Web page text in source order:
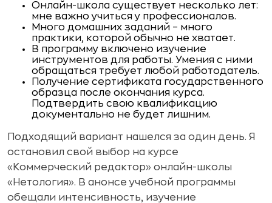
Онлайн-школа существует несколько лет:
мне важно учиться у профессионалов.
Много домашних заданий – много
практики, которой обычно не хватает.
В программу включено изучение
инструментов для работы. Умения с ними
обращаться требует любой работодатель.
Получение сертификата государственного
образца после окончания курса.
Подтвердить свою квалификацию
документально не будет лишним.
Подходящий вариант нашелся за один день. Я
остановил свой выбор на курсе
«Коммерческий редактор» онлайн-школы
«Нетология». В анонсе учебной программы
обещали интенсивность, изучение